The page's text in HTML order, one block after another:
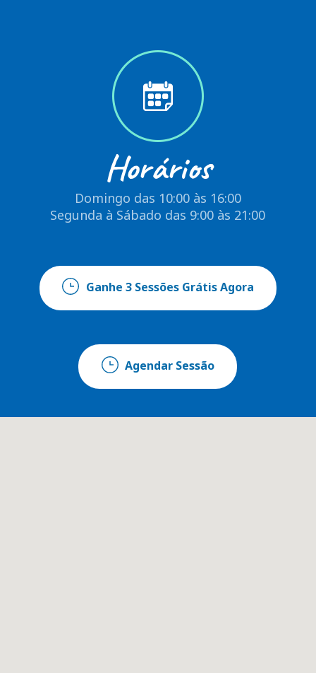
Horários
Domingo das 10:00 às 16:00
Segunda à Sábado das 9:00 às 21:00
Ganhe 3 Sessões Grátis Agora
Agendar Sessão